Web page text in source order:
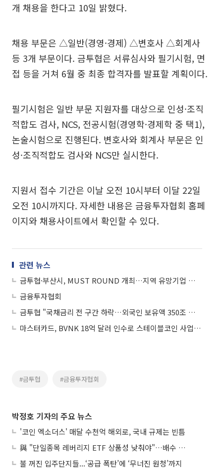
개 채용을 한다고 10일 밝혔다.
채용 부문은 △일반(경영·경제) △변호사 △회계사
등 3개 부문이다. 금투협은 서류심사와 필기시험, 면
접 등을 거쳐 6월 중 최종 합격자를 발표할 계획이다.
필기시험은 일반 부문 지원자를 대상으로 인성·조직
적합도 검사, NCS, 전공시험(경영학·경제학 중 택1),
논술시험으로 진행된다. 변호사와 회계사 부문은 인
성·조직적합도 검사와 NCS만 실시한다.
지원서 접수 기간은 이날 오전 10시부터 이달 22일
오전 10시까지다. 자세한 내용은 금융투자협회 홈페
이지와 채용사이트에서 확인할 수 있다.
관련 뉴스
금투협·부산시, MUST ROUND 개최…지역 유망기업 투자 연계
금융투자협회
금투협 "국채금리 전 구간 하락…외국인 보유액 350조 돌파"
마스터카드, BVNK 18억 달러 인수로 스테이블코인 사업 본격 확장
#금투협 #금융투자협회
박정호 기자의 주요 뉴스
'코인 엑소더스' 매달 수천억 해외로, 국내 규제는 빈틈
與 "단일종목 레버리지 ETF 상품성 낮춰야"…배수 조정안도 거론
불 꺼진 입주단지들...‘공급 폭탄’에 ‘무너진 원청’까지